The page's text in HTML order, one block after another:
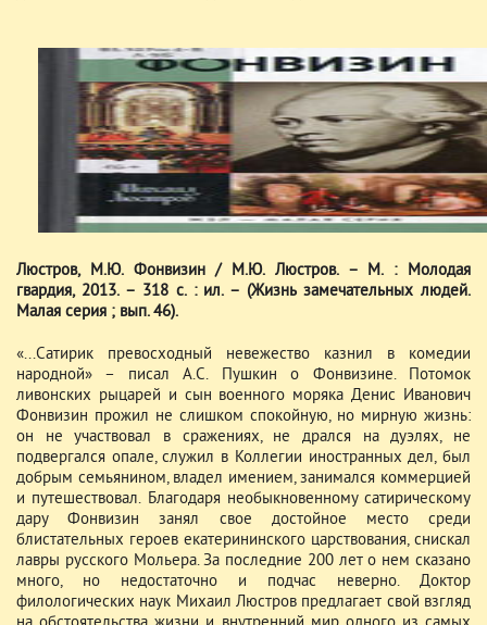
Люстров, М.Ю. Фонвизин / М.Ю. Люстров. – М. : Молодая
гвардия, 2013. – 318 с. : ил. – (Жизнь замечательных людей.
Малая серия ; вып. 46).
«...Сатирик превосходный невежество казнил в комедии
народной» – писал А.С. Пушкин о Фонвизине. Потомок
ливонских рыцарей и сын военного моряка Денис Иванович
Фонвизин прожил не слишком спокойную, но мирную жизнь:
он не участвовал в сражениях, не дрался на дуэлях, не
подвергался опале, служил в Коллегии иностранных дел, был
добрым семьянином, владел имением, занимался коммерцией
и путешествовал. Благодаря необыкновенному сатирическому
дару Фонвизин занял свое достойное место среди
блистательных героев екатерининского царствования, снискал
лавры русского Мольера. За последние 200 лет о нем сказано
много, но недостаточно и подчас неверно. Доктор
филологических наук Михаил Люстров предлагает свой взгляд